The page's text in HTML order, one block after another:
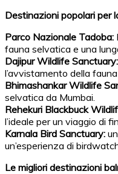
Destinazioni popolari per
Parco Nazionale Tadoba:
fauna selvatica e una
Dajipur Wildlife Sanctuary:
l’avvistamento della
Bhimashankar Wildlife
selvatica da Mumbai.
Rehekuri Blackbuck
l’ideale per un viaggio di
Karnala Bird Sanctuary:
un’esperienza di
Le migliori destinazioni